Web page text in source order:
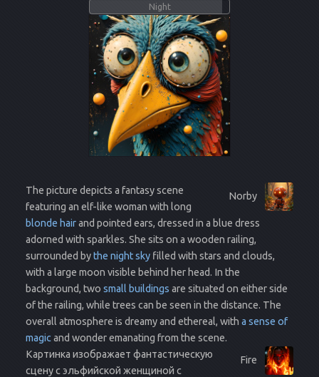
Night
Norby
The picture depicts a fantasy scene
featuring an elf-like woman with long
blonde hairand pointed ears, dressed in a blue dress
adorned with sparkles. She sits on a wooden railing,
surrounded bythe night sky filled with stars and clouds,
with a large moon visible behind her head. In the
background, two small buildings are situated on either side
of the railing, while trees can be seen in the distance. The
overall atmosphere is dreamy and ethereal, with a sense of
magicand wonder emanating from the scene.
Fire
Картинка изображает фантастическую
сцену с эльфийской женщиной с